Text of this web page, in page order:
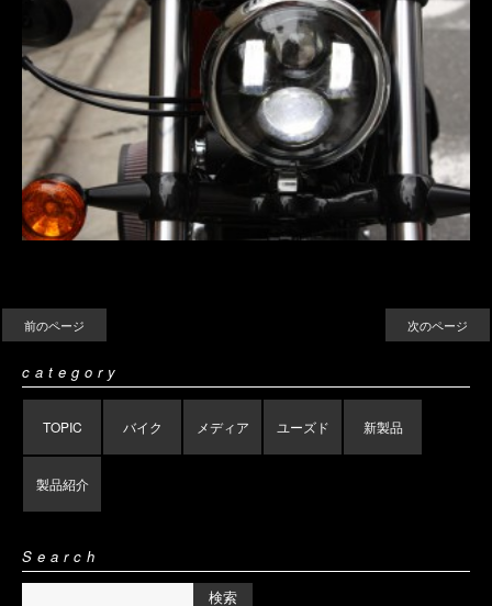
前のページ 次のページ
category
TOPIC バイク メディア ユーズド 新製品
製品紹介
Search